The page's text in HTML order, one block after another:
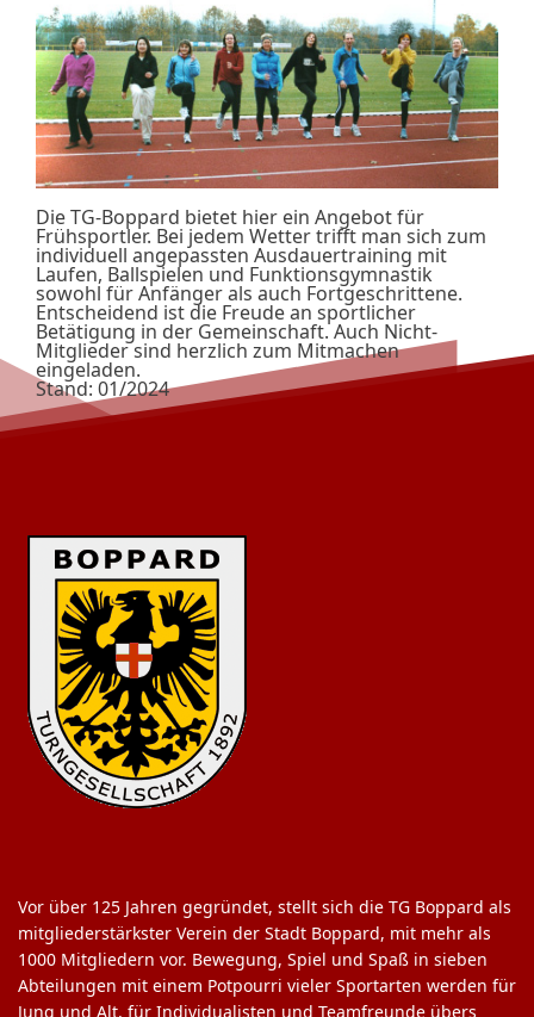
Die TG-Boppard bietet hier ein Angebot für
Frühsportler. Bei jedem Wetter trifft man sich zum
individuell angepassten Ausdauertraining mit
Laufen, Ballspielen und Funktionsgymnastik
sowohl für Anfänger als auch Fortgeschrittene.
Entscheidend ist die Freude an sportlicher
Betätigung in der Gemeinschaft. Auch Nicht-
Mitglieder sind herzlich zum Mitmachen
eingeladen.
Stand: 01/2024
Vor über 125 Jahren gegründet, stellt sich die TG Boppard als
mitgliederstärkster Verein der Stadt Boppard, mit mehr als
1000 Mitgliedern vor. Bewegung, Spiel und Spaß in sieben
Abteilungen mit einem Potpourri vieler Sportarten werden für
Jung und Alt, für Individualisten und Teamfreunde übers